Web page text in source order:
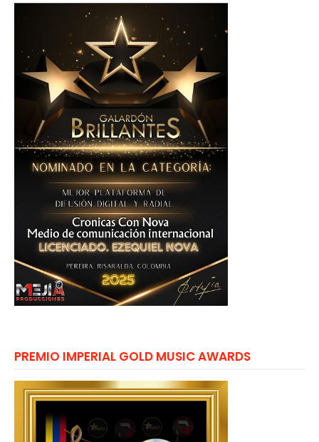
PREMIO IMPERIAL GOLD MUSIC AWARDS